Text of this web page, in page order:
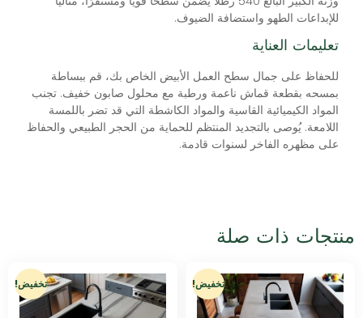
للإبداعات الطهو واستضافة الضيوف.
تعليمات العناية
للحفاظ على جمال سطح العمل الأبيض الخاص بك، قم ببساطة
بمسحه بقطعة قماش ناعمة ورطبة مع محلول صابون خفيف. تجنب
المواد الكيميائية القاسية والمواد الكاشطة التي قد تضر باللمسة
اللامعة. يُوصى بالتجديد المنتظم للحماية من الحجر الطبيعي والحفاظ
على مظهره الفاخر لسنوات قادمة.
منتجات ذات صلة
تخفيض! تخفيض!